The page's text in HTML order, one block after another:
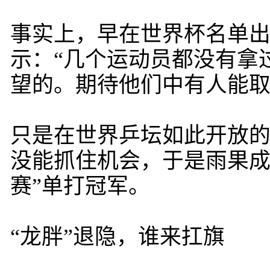
事实上，早在世界杯名单
示：“几个运动员都没有
望的。期待他们中有人能
只是在世界乒坛如此开放
没能抓住机会，于是雨果
赛”单打冠军。
“龙胖”退隐，谁来扛旗